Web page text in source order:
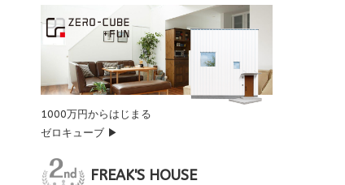
1000万円からはじまる
ゼロキューブ ▶
FREAK'S HOUSE